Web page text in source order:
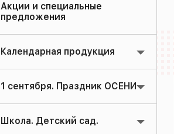
Акции и специальные
предложения
Календарная продукция
1 сентября. Праздник ОСЕНИ
Школа. Детский сад.